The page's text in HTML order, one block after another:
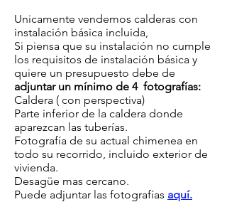
Unicamente vendemos calderas con
instalación básica incluida,
Si piensa que su instalación no cumple
los requisitos de instalación básica y
quiere un presupuesto debe de
adjuntar un mínimo de 4 fotografías:
Caldera ( con perspectiva)
Parte inferior de la caldera donde
aparezcan las tuberías.
Fotografía de su actual chimenea en
todo su recorrido, incluido exterior de
vivienda.
Desagüe mas cercano.
Puede adjuntar las fotografías aquí.